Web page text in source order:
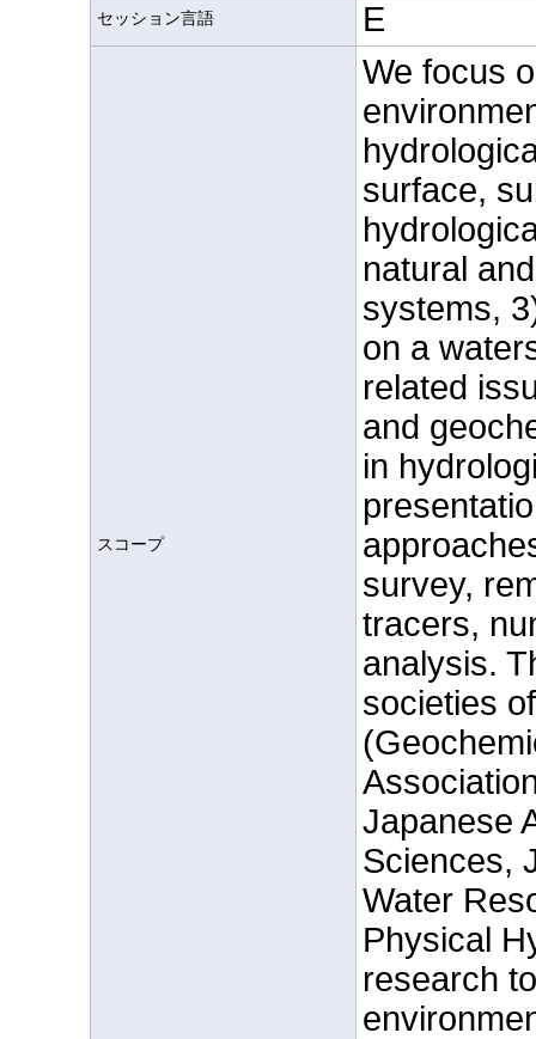
セッション言語 E
スコープ
We focus
surface,
natural
systems,
on a
related
and
in
survey,
tracers,
analysis.
societies
Japanese
Sciences,
Water
Physical
research